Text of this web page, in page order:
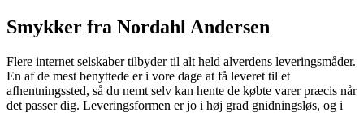
Smykker fra Nordahl Andersen
Flere internet selskaber tilbyder til alt held alverdens leveringsmåder.
En af de mest benyttede er i vore dage at få leveret til et
afhentningssted, så du nemt selv kan hente de købte varer præcis når
det passer dig. Leveringsformen er jo i høj grad gnidningsløs, og i